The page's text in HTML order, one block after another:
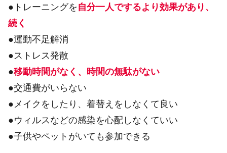
●トレーニングを 自分一人でするより効果があり、
続く
●運動不足解消
●ストレス発散
●移動時間がなく、時間の無駄がない
●交通費がいらない
●メイクをしたり、着替えをしなくて良い
●ウィルスなどの感染を心配しなくていい
●子供やペットがいても参加できる